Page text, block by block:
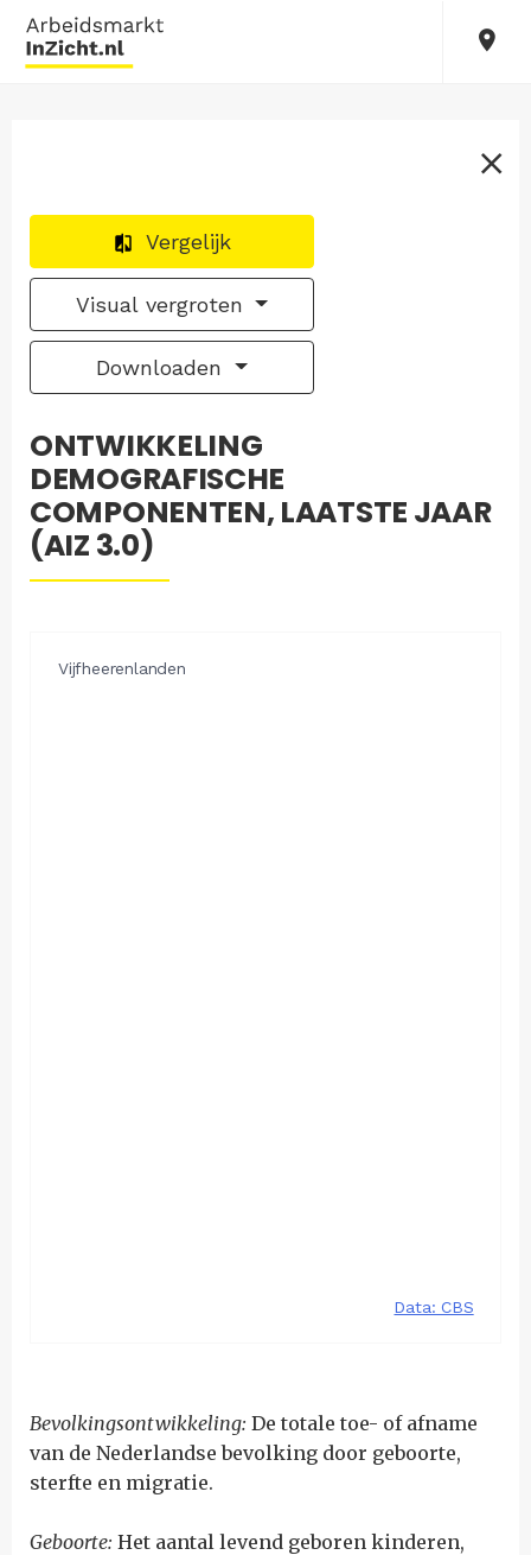
Vergelijk
Visual vergroten
Downloaden
ONTWIKKELING
DEMOGRAFISCHE
COMPONENTEN, LAATSTE JAAR
(AIZ 3.0)
Bevolkingsontwikkeling: De totale toe- of afname
van de Nederlandse bevolking door geboorte,
sterfte en migratie.
Geboorte: Het aantal levend geboren kinderen,